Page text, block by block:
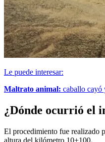
Le puede interesar:
Maltrato animal: caballo cayó
¿Dónde ocurrió el
El procedimiento fue realizado
altura del kilómetro 10+100.